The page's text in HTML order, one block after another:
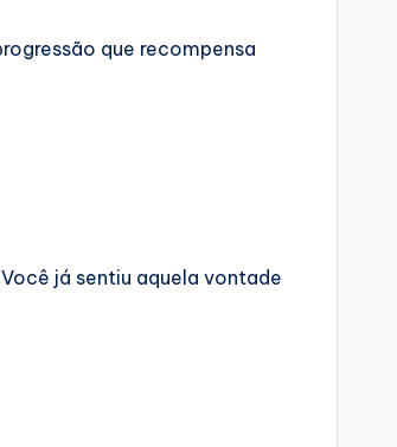
que recompensa
já sentiu aquela vontade